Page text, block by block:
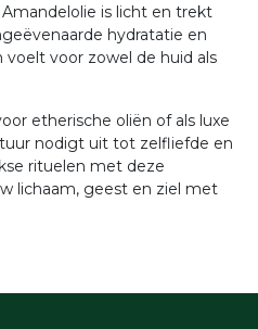
is licht en trekt
hydratatie en
voor zowel de huid als
etherische oliën of als luxe
nodigt uit tot zelfliefde en
rituelen met deze
lichaam, geest en ziel met